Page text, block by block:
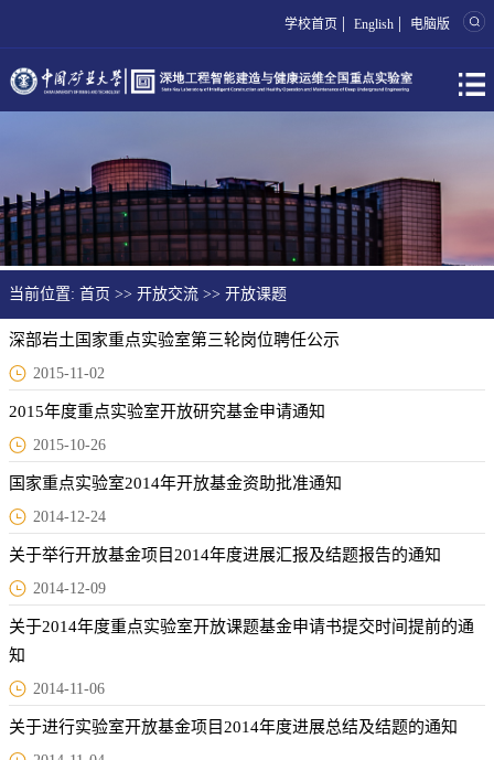
学校首页 | English | 电脑版
当前位置: 首页 >> 开放交流 >> 开放课题
深部岩土国家重点实验室第三轮岗位聘任公示
2015-11-02
2015年度重点实验室开放研究基金申请通知
2015-10-26
国家重点实验室2014年开放基金资助批准通知
2014-12-24
关于举行开放基金项目2014年度进展汇报及结题报告的通知
2014-12-09
关于2014年度重点实验室开放课题基金申请书提交时间提前的通
知
2014-11-06
关于进行实验室开放基金项目2014年度进展总结及结题的通知